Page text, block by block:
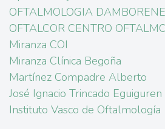
OFTALMOLOGIA
OFTALCOR CENTRO
Miranza COI
Miranza Clínica Begoña
Martínez Compadre Alberto
José Ignacio Trincado Eguiguren
Instituto Vasco de Oftalmología